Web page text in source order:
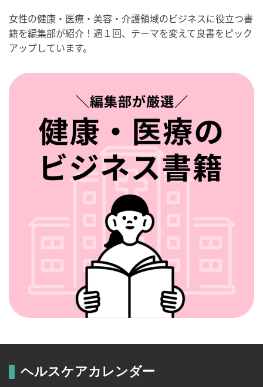
女性の健康・医療・美容・介護領域のビジネスに役立つ書
籍を編集部が紹介！週１回、テーマを変えて良書をピック
アップしています。
ヘルスケアカレンダー